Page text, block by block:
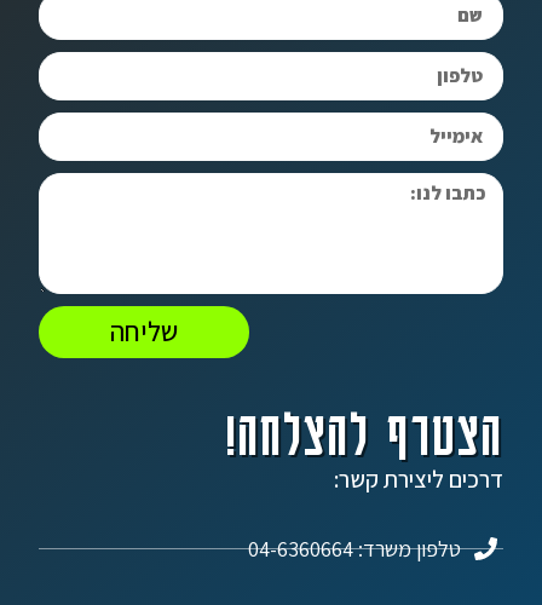
הצטרף להצלחה!
דרכים ליצירת קשר:
טלפון משרד: 04-6360664
שליחה